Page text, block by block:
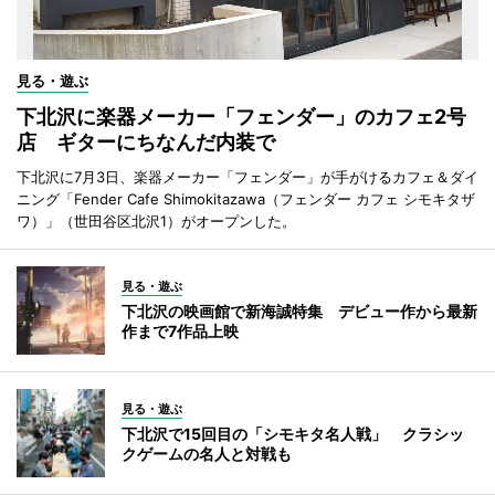
見る・遊ぶ
下北沢に楽器メーカー「フェンダー」のカフェ2号
店 ギターにちなんだ内装で
下北沢に7月3日、楽器メーカー「フェンダー」が手がけるカフェ＆ダイ
ニング「Fender Cafe Shimokitazawa（フェンダー カフェ シモキタザ
ワ）」（世田谷区北沢1）がオープンした。
見る・遊ぶ
下北沢の映画館で新海誠特集 デビュー作から最新
作まで7作品上映
見る・遊ぶ
下北沢で15回目の「シモキタ名人戦」 クラシッ
クゲームの名人と対戦も